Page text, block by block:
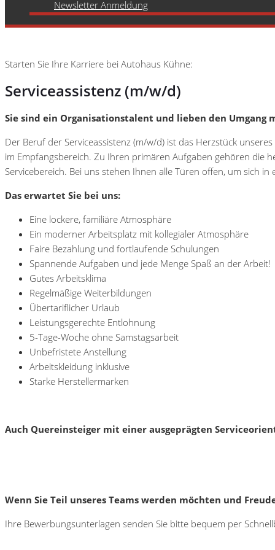
Newsletter Anmeldung
Starten Sie Ihre Karriere bei Autohaus Kühne:
Serviceassistenz (m/w/d)
Sie sind ein Organisationstalent und lieben den Umgang
Der Beruf der Serviceassistenz (m/w/d) ist das Herzstück
im Empfangsbereich. Zu Ihren primären Aufgaben gehören die
Servicebereich. Bei uns stehen Ihnen alle Türen offen, um sich
Das erwartet Sie bei uns:
Eine lockere, familiäre Atmosphäre
Ein moderner Arbeitsplatz mit kollegialer Atmosphäre
Faire Bezahlung und fortlaufende Schulungen
Spannende Aufgaben und jede Menge Spaß an der Arbeit!
Gutes Arbeitsklima
Regelmäßige Weiterbildungen
Übertariflicher Urlaub
Leistungsgerechte Entlohnung
5-Tage-Woche ohne Samstagsarbeit
Unbefristete Anstellung
Arbeitskleidung inklusive
Starke Herstellermarken
Auch Quereinsteiger mit einer ausgeprägten
Wenn Sie Teil unseres Teams werden möchten und
Ihre Bewerbungsunterlagen senden Sie bitte bequem per